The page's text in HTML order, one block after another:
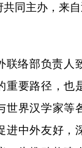
河南 湖
广西 海
同主办，来
络部负责人
重要路径，也
世界汉学家等
进中外友好，